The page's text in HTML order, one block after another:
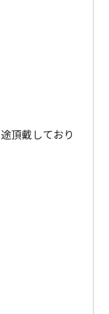
頂戴しており